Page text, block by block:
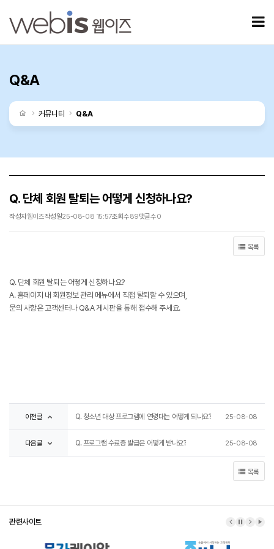
Q&A
처음으로
커뮤니티 Q&A
Q. 단체 회원 탈퇴는 어떻게 신청하나요?
작성자웹이즈작성일25-08-08 15:57조회수89댓글수0
목록
Q. 단체 회원 탈퇴는 어떻게 신청하나요?
A. 홈페이지 내 회원정보 관리 메뉴에서 직접 탈퇴할 수 있으며,
문의 사항은 고객센터나 Q&A 게시판을 통해 접수해 주세요.
이전글 Q. 청소년 대상 프로그램에 연령대는 어떻게 되나요? 25-08-08
다음글 Q. 프로그램 수료증 발급은 어떻게 받나요? 25-08-08
목록
관련사이트 이전 배너
배너 정지
다음 배
배